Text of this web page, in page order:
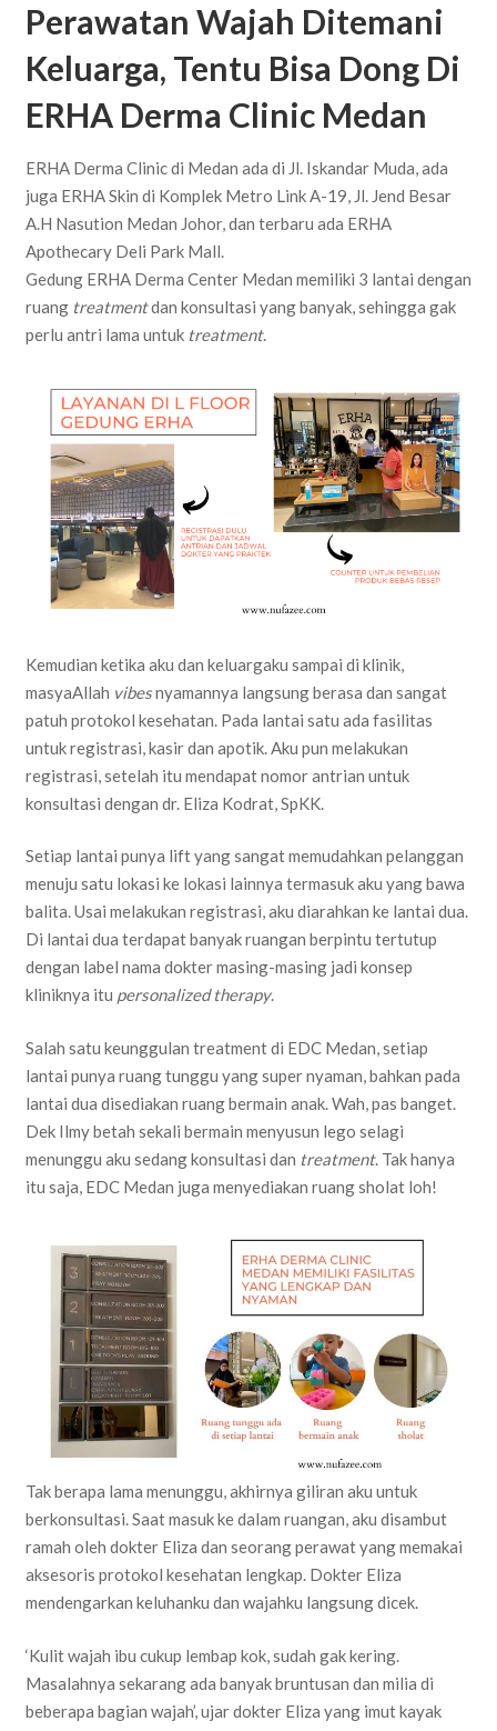
Perawatan Wajah Ditemani
Keluarga, Tentu Bisa Dong Di
ERHA Derma Clinic Medan
ERHA Derma Clinic di Medan ada di Jl. Iskandar Muda, ada
juga ERHA Skin di Komplek Metro Link A-19, Jl. Jend Besar
A.H Nasution Medan Johor, dan terbaru ada ERHA
Apothecary Deli Park Mall.
Gedung ERHA Derma Center Medan memiliki 3 lantai dengan
ruang treatmentdan konsultasi yang banyak, sehingga gak
perlu antri lama untuk treatment.
Kemudian ketika aku dan keluargaku sampai di klinik,
masyaAllah vibesnyamannya langsung berasa dan sangat
patuh protokol kesehatan. Pada lantai satu ada fasilitas
untuk registrasi, kasir dan apotik. Aku pun melakukan
registrasi, setelah itu mendapat nomor antrian untuk
konsultasi dengan dr. Eliza Kodrat, SpKK.
Setiap lantai punya lift yang sangat memudahkan pelanggan
menuju satu lokasi ke lokasi lainnya termasuk aku yang bawa
balita. Usai melakukan registrasi, aku diarahkan ke lantai dua.
Di lantai dua terdapat banyak ruangan berpintu tertutup
dengan label nama dokter masing-masing jadi konsep
kliniknya itu personalized therapy.
Salah satu keunggulan treatment di EDC Medan, setiap
lantai punya ruang tunggu yang super nyaman, bahkan pada
lantai dua disediakan ruang bermain anak. Wah, pas banget.
Dek Ilmy betah sekali bermain menyusun lego selagi
menunggu aku sedang konsultasi dan treatment. Tak hanya
itu saja, EDC Medan juga menyediakan ruang sholat loh!
Tak berapa lama menunggu, akhirnya giliran aku untuk
berkonsultasi. Saat masuk ke dalam ruangan, aku disambut
ramah oleh dokter Eliza dan seorang perawat yang memakai
aksesoris protokol kesehatan lengkap. Dokter Eliza
mendengarkan keluhanku dan wajahku langsung dicek.
‘Kulit wajah ibu cukup lembap kok, sudah gak kering.
Masalahnya sekarang ada banyak bruntusan dan milia di
beberapa bagian wajah’, ujar dokter Eliza yang imut kayak